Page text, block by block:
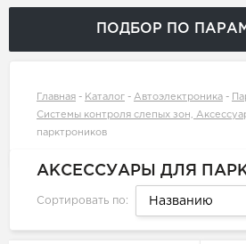
ПОДБОР ПО
Главная - Каталог - Автоэлектроника -
Системы контроля слепых зон,
парктроников
АКСЕССУАРЫ ДЛЯ
Сортировать по: Названию